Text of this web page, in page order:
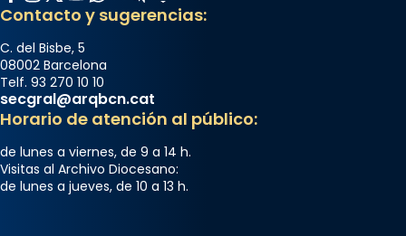
Contacto y sugerencias:
C. del Bisbe, 5
08002 Barcelona
Telf. 93 270 10 10
secgral@arqbcn.cat
Horario de atención al público:
de lunes a viernes, de 9 a 14 h.
Visitas al Archivo Diocesano:
de lunes a jueves, de 10 a 13 h.